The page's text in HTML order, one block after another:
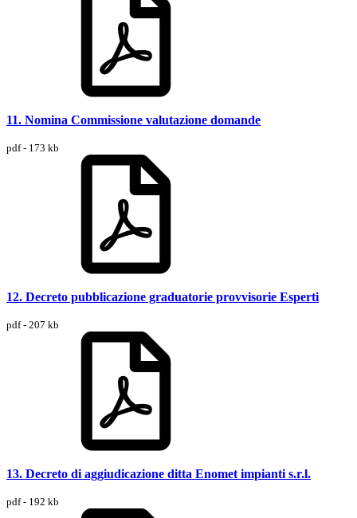
11. Nomina Commissione valutazione domande
pdf - 173 kb
12. Decreto pubblicazione graduatorie provvisorie Esperti
pdf - 207 kb
13. Decreto di aggiudicazione ditta Enomet impianti s.r.l.
pdf - 192 kb